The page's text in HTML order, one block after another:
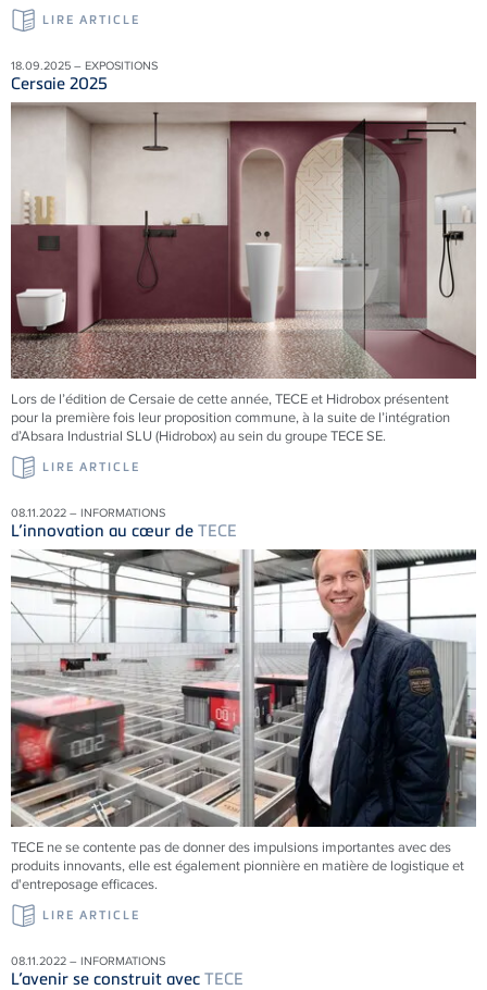
LIRE ARTICLE
18.09.2025 – EXPOSITIONS
Cersaie 2025
Lors de l’édition de Cersaie de cette année, TECE et Hidrobox présentent
pour la première fois leur proposition commune, à la suite de l’intégration
d’Absara Industrial SLU (Hidrobox) au sein du groupe TECE SE.
LIRE ARTICLE
08.11.2022 – INFORMATIONS
L’innovation au cœur de TECE
TECE ne se contente pas de donner des impulsions importantes avec des
produits innovants, elle est également pionnière en matière de logistique et
d'entreposage efficaces.
LIRE ARTICLE
08.11.2022 – INFORMATIONS
L’avenir se construit avec TECE